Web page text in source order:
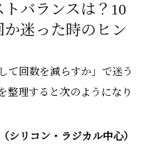
バランスは？10
迷った時のヒン
て回数を減らすか」で迷う
整理すると次のようになり
シリコン・ラジカル中心）